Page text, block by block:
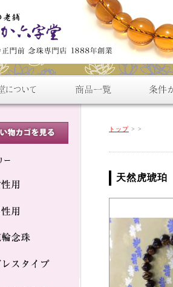
トップ > >
天然虎琥